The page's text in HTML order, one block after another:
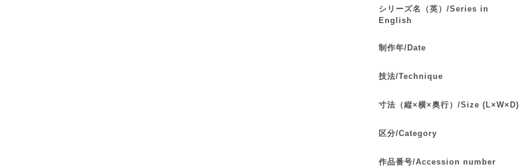
シリーズ名（英）/Series in
English
制作年/Date
技法/Technique
寸法（縦×横×奥行）/Size (L×W×D)
区分/Category
作品番号/Accession number